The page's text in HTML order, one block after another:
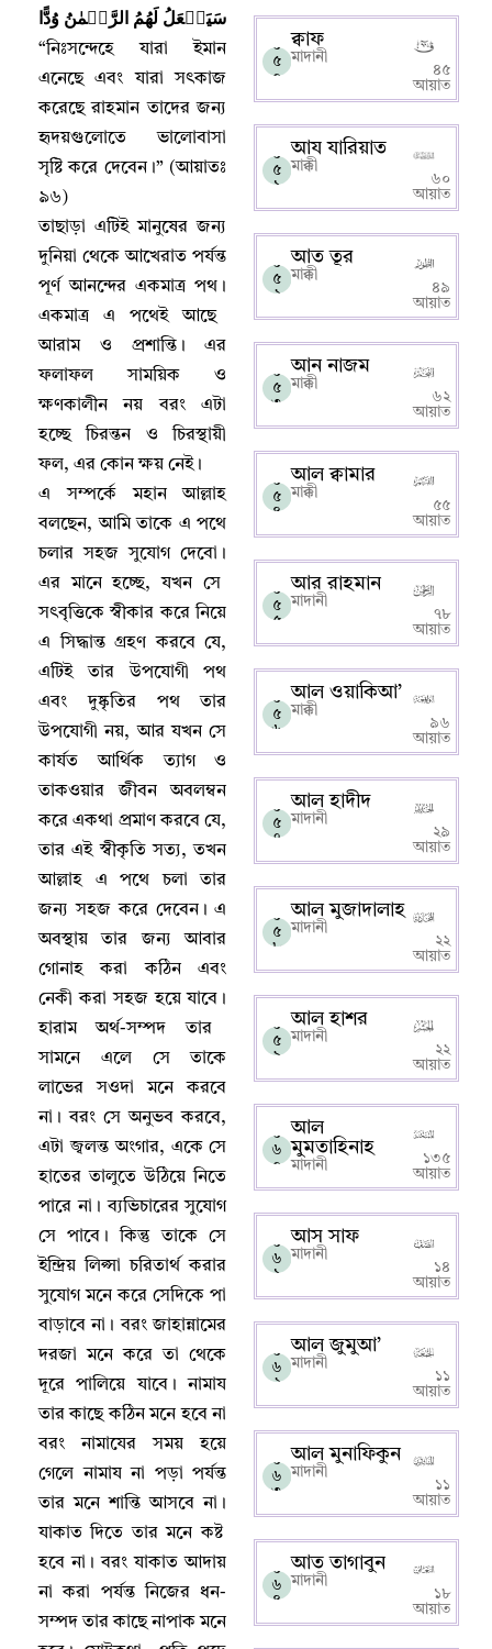
سَيَجۡعَلُ لَهُمُ الرَّحۡمٰنُ وُدًّا
“নিঃসন্দেহে যারা ইমান
এনেছে এবং যারা সৎকাজ
করেছে রাহমান তাদের জন্য
হৃদয়গুলোতে ভালোবাসা
সৃষ্টি করে দেবেন।” (আয়াতঃ
৯৬)
তাছাড়া এটিই মানুষের জন্য
দুনিয়া থেকে আখেরাত পর্যন্ত
পূর্ণ আনন্দের একমাত্র পথ ।
একমাত্র এ পথেই আছে
আরাম ও প্রশান্তি। এর
ফলাফল সাময়িক ও
ক্ষণকালীন নয় বরং এটা
হচ্ছে চিরন্তন ও চিরস্থায়ী
ফল, এর কোন ক্ষয় নেই।
এ সম্পর্কে মহান আল্লাহ‌
বলছেন,আমি তাকে এ পথে
চলার সহজ সুযোগ দেবো ।
এর মানে হচ্ছে,যখন সে
সৎবৃত্তিকে স্বীকার করে নিয়ে
এ সিদ্ধান্ত গ্রহণ করবে যে,
এটিই তার উপযোগী পথ
এবং দুষ্কৃতির পথ তার
উপযোগী নয়,আর যখন সে
কার্যত আর্থিক ত্যাগ ও
তাকওয়ার জীবন অবলম্বন
করে একথা প্রমাণ করবে যে,
তার এই স্বীকৃতি সত্য,তখন
আল্লাহ‌ এ পথে চলা তার
জন্য সহজ করে দেবেন। এ
অবস্থায় তার জন্য আবার
গোনাহ করা কঠিন এবং
নেকী করা সহজ হয়ে যাবে ।
হারাম অর্থ-সম্পদ তার
সামনে এলে সে তাকে
লাভের সওদা মনে করবে
না । বরং সে অনুভব করবে,
এটা জ্বলন্ত অংগার, একে সে
হাতের তালুতে উঠিয়ে নিতে
পারে না । ব্যভিচারের সুযোগ
সে পাবে । কিন্তু তাকে সে
ইন্দ্রিয় লিপ্সা চরিতার্থ করার
সুযোগ মনে করে সেদিকে পা
বাড়াবে না । বরং জাহান্নামের
দরজা মনে করে তা থেকে
দূরে পালিয়ে যাবে। নামায
তার কাছে কঠিন মনে হবে না
বরং নামাযের সময় হয়ে
গেলে নামায না পড়া পর্যন্ত
তার মনে শান্তি আসবে না ।
যাকাত দিতে তার মনে কষ্ট
হবে না । বরং যাকাত আদায়
না করা পর্যন্ত নিজের ধন-
সম্পদ তার কাছে নাপাক মনে
০
৫
০
ক্বাফ
মাদানী
৪৫
আয়াত
০
৫
১
আয যারিয়াত
মাক্কী
৬০
আয়াত
০
৫
২
আত তূর
মাক্কী
৪৯
আয়াত
০
৫
৩
আন নাজম
মাক্কী
৬২
আয়াত
০
৫
৪
আল ক্বামার
মাক্কী
৫৫
আয়াত
০
৫
৫
আর রাহমান
মাদানী
৭৮
আয়াত
০
৫
৬
আল ওয়াকিআ’
মাক্কী
৯৬
আয়াত
০
৫
৭
আল হাদীদ
মাদানী
২৯
আয়াত
০
৫
৮
আল মুজাদালাহ
মাদানী
২২
আয়াত
০
৫
৯
আল হাশর
মাদানী
২২
আয়াত
০
৬
০
আল
মুমতাহিনাহ
মাদানী
১৩৫
আয়াত
০
৬
১
আস সাফ
মাদানী
১৪
আয়াত
০
৬
২
আল জুমুআ’
মাদানী
১১
আয়াত
০
৬
৩
আল মুনাফিকুন
মাদানী
১১
আয়াত
০
৬
৪
আত তাগাবুন
মাদানী
১৮
আয়াত